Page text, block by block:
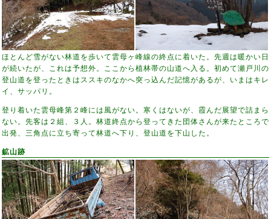
ほとんど雪がない林道を歩いて雲母ヶ峰線の終点に着いた。先週は暖かい日
が続いたが、これは予想外。ここから植林帯の山道へ入る。初めて瀬戸川の
登山道を登ったときはススキのなかへ突っ込んだ記憶があるが、いまはキレ
イ、サッパリ。
登り着いた雲母峰第２峰には風がない。寒くはないが、霞んだ展望で詰まら
ない。先客は２組、３人。林道終点から登ってきた団体さんが来たところで
出発、三角点に立ち寄って林道へ下り、登山道を下山した。
鉱山跡